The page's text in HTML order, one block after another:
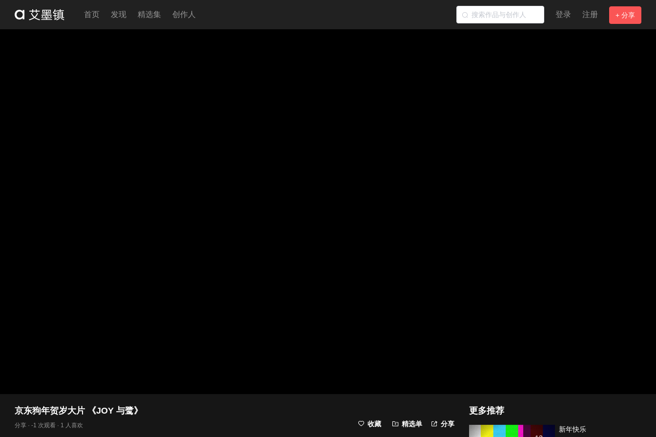
首页 发现 精选集 创作人 登录 注册 + 分享
京东狗年贺岁大片 《JOY 与鹭》
分享 · -1 次观看 · 1 人喜欢 收藏 精选单 分享
更多推荐
新年快乐